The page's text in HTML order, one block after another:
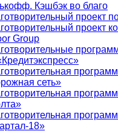
Кэшбэк во благо
проект
проект
Group
сеть»
18»